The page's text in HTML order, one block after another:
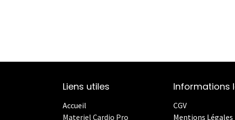
Liens utiles
Accueil
Materiel Cardio Pro
Informations
CGV
Mentions Légales